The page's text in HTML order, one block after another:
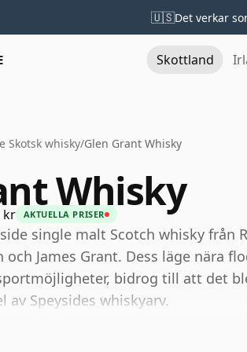
🇺🇸Det verkar
Skottland
Skotsk whisky/Glen Grant Whisky
Whisky
kr AKTUELLA PRISER
single malt Scotch whisky från
och James Grant. Dess läge nära
bidrog till att det
Speysides whiskyarv.